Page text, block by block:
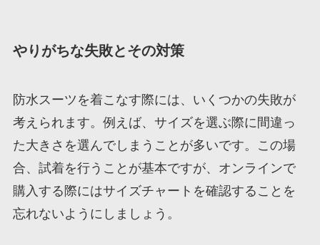
やりがちな失敗とその対策
防水スーツを着こなす際には、いくつかの失敗が
考えられます。例えば、サイズを選ぶ際に間違っ
た大きさを選んでしまうことが多いです。この場
合、試着を行うことが基本ですが、オンラインで
購入する際にはサイズチャートを確認することを
忘れないようにしましょう。